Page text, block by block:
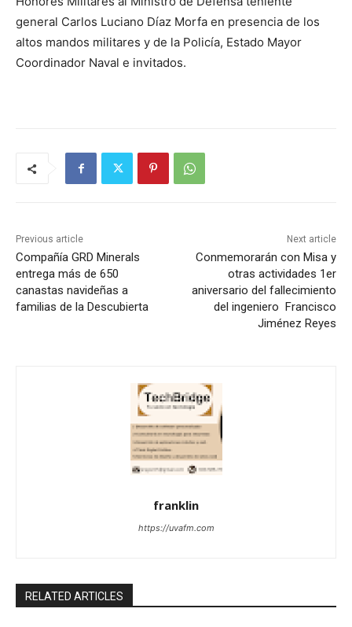
general Carlos Luciano Díaz Morfa en presencia de los
altos mandos militares y de la Policía, Estado Mayor
Coordinador Naval e invitados.
Previous article
Compañía GRD Minerals
entrega más de 650
canastas navideñas a
familias de la Descubierta
Next article
Conmemorarán con Misa y
otras actividades 1er
aniversario del fallecimiento
del ingeniero Francisco
Jiménez Reyes
franklin
https://uvafm.com
RELATED ARTICLES